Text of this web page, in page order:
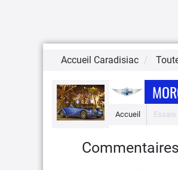
Accueil Caradisiac
Accueil Essais